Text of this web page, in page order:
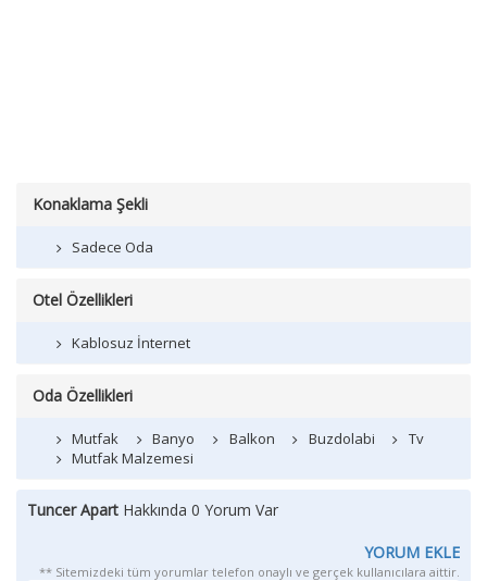
Konaklama Şekli
Sadece Oda
Otel Özellikleri
Kablosuz İnternet
Oda Özellikleri
Mutfak Banyo Balkon Buzdolabi
Tv
Mutfak Malzemesi
Tuncer Apart Hakkında 0 Yorum Var
YORUM EKLE
** Sitemizdeki tüm yorumlar telefon onaylı ve gerçek kullanıcılara aittir.